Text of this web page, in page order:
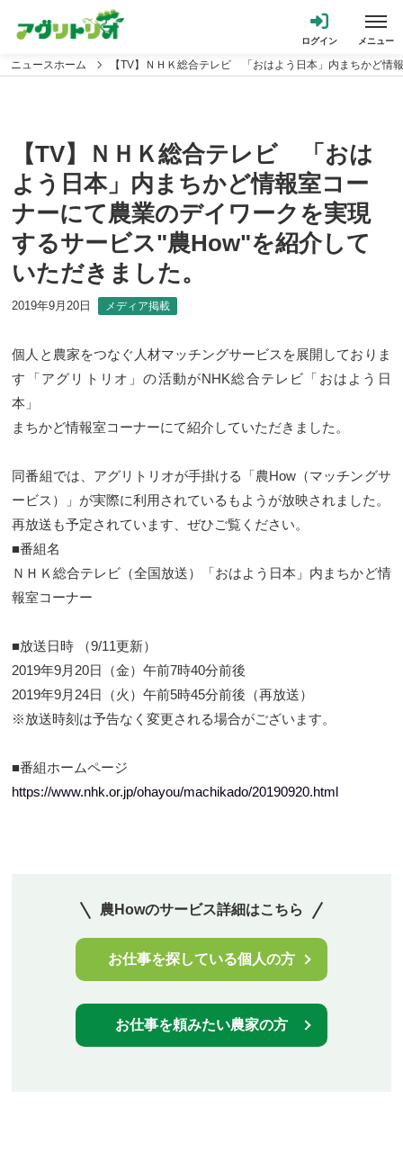
ニュースホーム 【TV】ＮＨＫ総合テレビ 「おはよう日本」内まちかど情
【TV】ＮＨＫ総合テレビ 「おは
よう日本」内まちかど情報室コー
ナーにて農業のデイワークを実現
するサービス"農How"を紹介して
いただきました。
2019年9月20日 メディア掲載
個人と農家をつなぐ人材マッチングサービスを展開しておりま
す「アグリトリオ」の活動がNHK総合テレビ「おはよう日
本」
まちかど情報室コーナーにて紹介していただきました。
同番組では、アグリトリオが手掛ける「農How（マッチングサ
ービス）」が実際に利用されているもようが放映されました。
再放送も予定されています、ぜひご覧ください。
■番組名
ＮＨＫ総合テレビ（全国放送）「おはよう日本」内まちかど情
報室コーナー
■放送日時 （9/11更新）
2019年9月20日（金）午前7時40分前後
2019年9月24日（火）午前5時45分前後（再放送）
※放送時刻は予告なく変更される場合がございます。
■番組ホームページ
https://www.nhk.or.jp/ohayou/machikado/20190920.html
農Howのサービス詳細はこちら
お仕事を探している個人の方
お仕事を頼みたい農家の方